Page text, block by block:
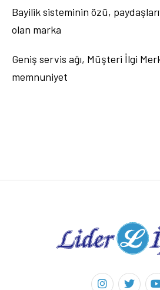
Bayilik sisteminin özü,
olan marka
Geniş servis ağı, Müşteri İlgi
memnuniyet